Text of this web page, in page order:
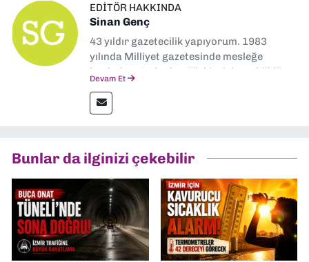
EDITÖR HAKKINDA
Sinan Genç
43 yıldır gazetecilik yapıyorum. 1983
yılında Milliyet gazetesinde mesleğe
başladım. Ardından Türkiye’nin en köklü
muhabir, editör, müdür yardımcısı ve spor
müdürü olarak görev yaptım. Ayrıca Yeni
Gazetesi'nde editörlük yapıyorum
Devam Et
Bunlar da ilginizi çekebilir